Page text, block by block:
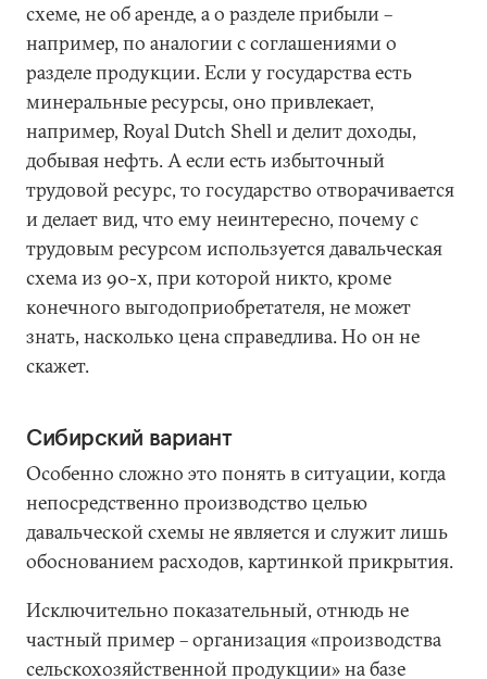
схеме, не об аренде, а о разделе прибыли –
например, по аналогии с соглашениями о
разделе продукции. Если у государства есть
минеральные ресурсы, оно привлекает,
например, Royal Dutch Shell и делит доходы,
добывая нефть. А если есть избыточный
трудовой ресурс, то государство отворачивается
и делает вид, что ему неинтересно, почему с
трудовым ресурсом используется давальческая
схема из 90-х, при которой никто, кроме
конечного выгодоприобретателя, не может
знать, насколько цена справедлива. Но он не
скажет.
Сибирский вариант
Особенно сложно это понять в ситуации, когда
непосредственно производство целью
давальческой схемы не является и служит лишь
обоснованием расходов, картинкой прикрытия.
Исключительно показательный, отнюдь не
частный пример – организация «производства
сельскохозяйственной продукции» на базе